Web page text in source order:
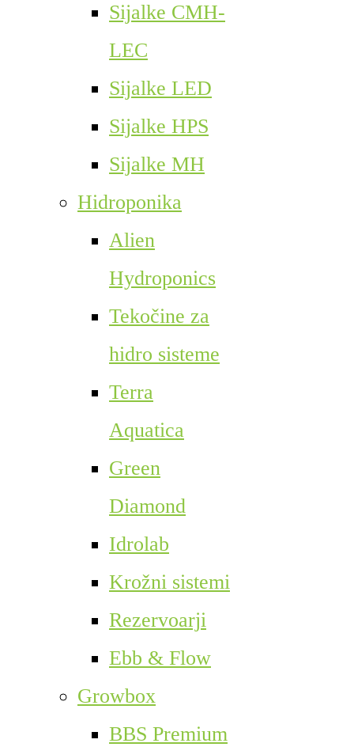
Sijalke CMH-
LEC
Sijalke LED
Sijalke HPS
Sijalke MH
Hidroponika
Alien
Hydroponics
Tekočine za
hidro sisteme
Terra
Aquatica
Green
Diamond
Idrolab
Krožni sistemi
Rezervoarji
Ebb & Flow
Growbox
BBS Premium